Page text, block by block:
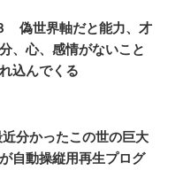
偽世界軸だと能力、才
、心、感情がないこと
込んでくる
分かったこの世の巨大
自動操縦用再生プログ